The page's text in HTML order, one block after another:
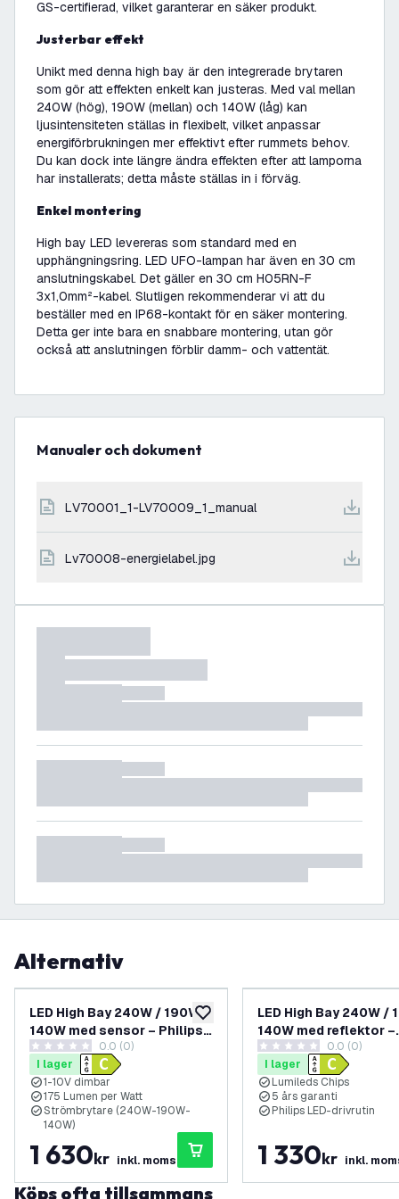
GS-certifierad, vilket garanterar en säker produkt.
Justerbar effekt
Unikt med denna high bay är den integrerade brytaren
som gör att effekten enkelt kan justeras. Med val mellan
240W (hög), 190W (mellan) och 140W (låg) kan
ljusintensiteten ställas in flexibelt, vilket anpassar
energiförbrukningen mer effektivt efter rummets behov.
Du kan dock inte längre ändra effekten efter att lamporna
har installerats; detta måste ställas in i förväg.
Enkel montering
High bay LED levereras som standard med en
upphängningsring. LED UFO-lampan har även en 30 cm
anslutningskabel. Det gäller en 30 cm H05RN-F
3x1,0mm²-kabel. Slutligen rekommenderar vi att du
beställer med en IP68-kontakt för en säker montering.
Detta ger inte bara en snabbare montering, utan gör
också att anslutningen förblir damm- och vattentät.
Manualer och dokument
LV70001_1-LV70009_1_manual
lv70008-energielabel.jpg
Alternativ
lägg till i önskelistan
LED High Bay 240W / 190W /
140W med sensor – Philips-
drivdon – 120° – 175 lm/W –
6500K – IP65 – dimbar – 5
års garanti
0 stjärnbetyg0.0 (0)
I lager
1-10V dimbar
175 Lumen per Watt
Strömbrytare (240W-190W-
140W)
1 630kr inkl. moms
LED High Bay 240W /
140W med reflektor –
Philips-drivdon – 90°
lm/W – 4000K – IP65
dimbar – 5 års garanti
0 stjärnbetyg0.0 (0)
I lager
Lumileds Chips
5 års garanti
Philips LED-drivrutin
1 330kr inkl.
Köps ofta tillsammans